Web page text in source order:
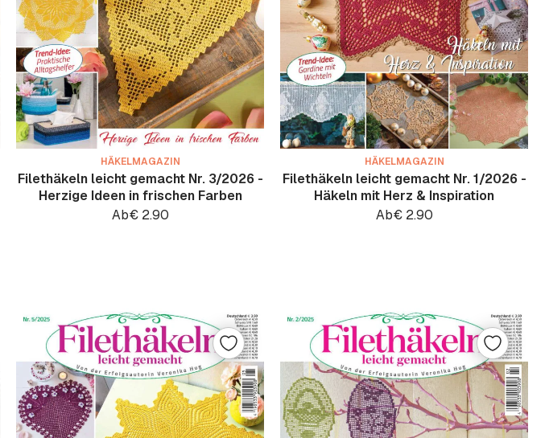
HÄKELMAGAZIN
Filethäkeln leicht gemacht Nr. 3/2026 -
Herzige Ideen in frischen Farben
Ab€2.90
HÄKELMAGAZIN
Filethäkeln leicht gemacht Nr. 1/2026 -
Häkeln mit Herz & Inspiration
Ab€2.90